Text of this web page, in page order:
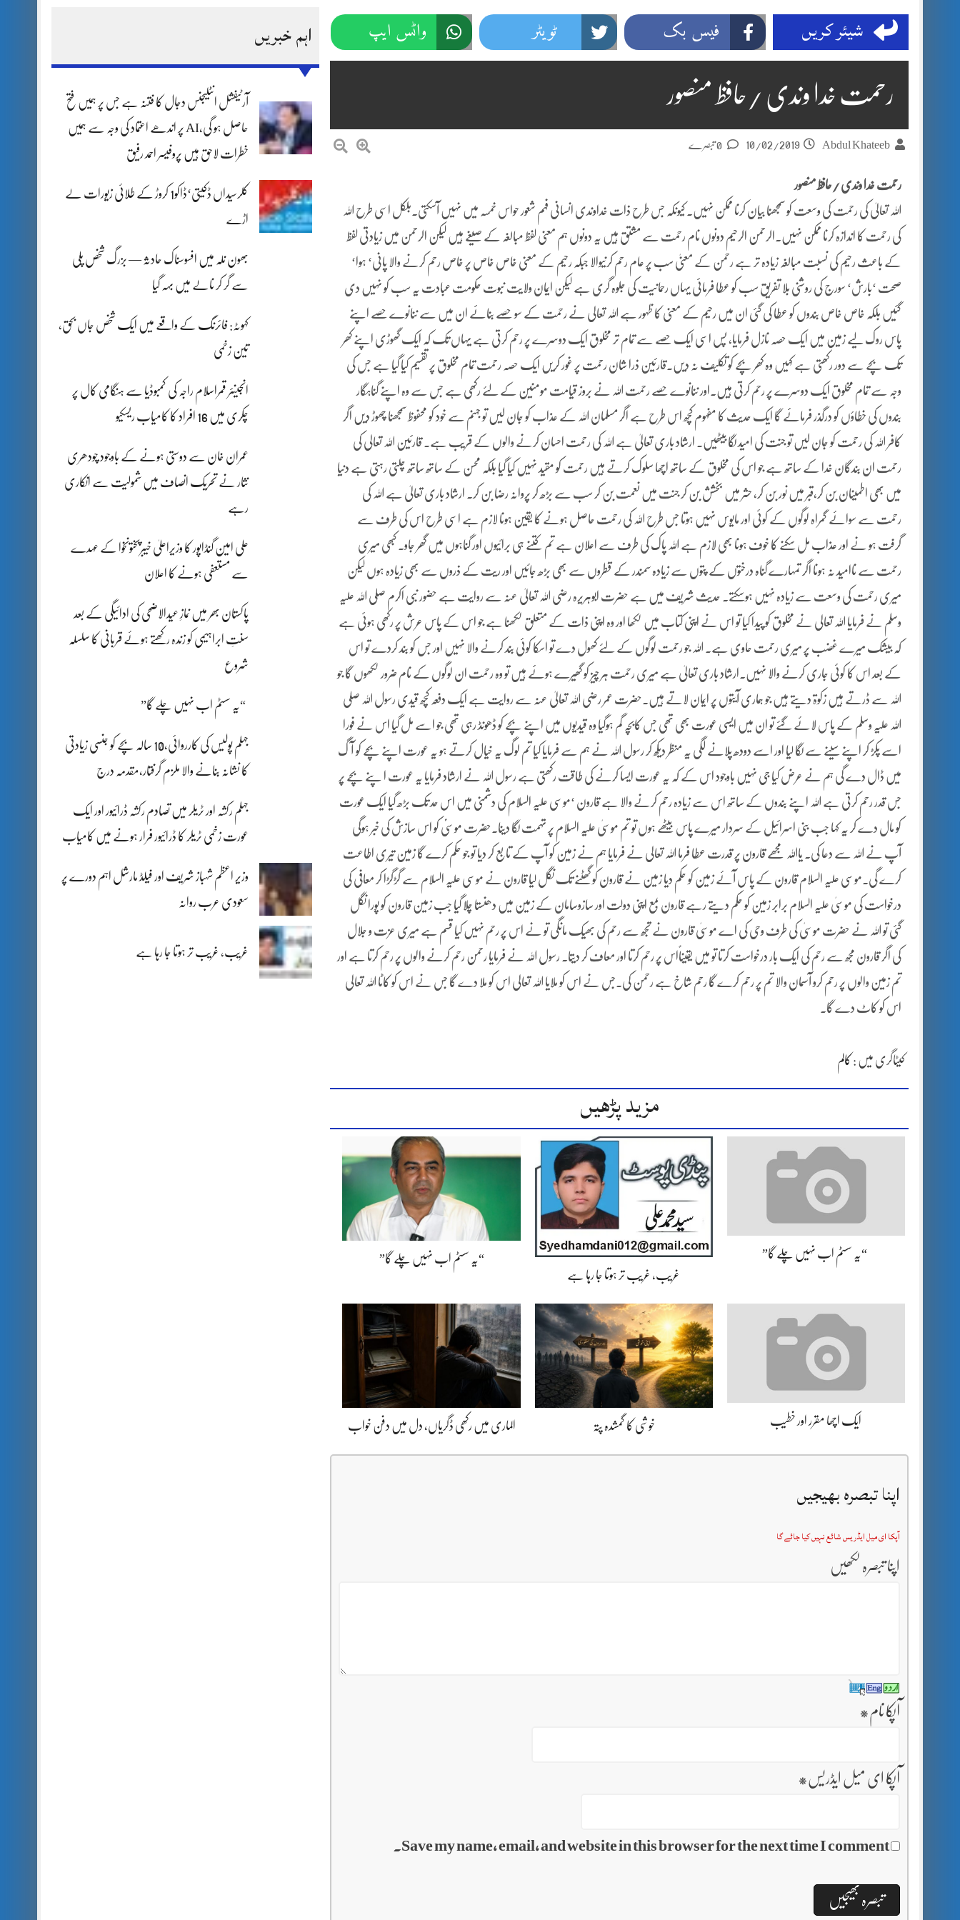
اہم خبریں
آرٹیفشل انٹلیجنس دجال کا فتنہ ہے جس پر ہمیں فتح
حاصل ہو گی،AI پر اندھے اعتماد کی وجہ سے ہمیں
خطرات لاحق ہیں پروفیسر احمد رفیق
کلرسیداں ڈکیتی‘ڈاکو1 کروڑ کے طلائی زیورات لے
اڑے
بھون نلہ میں افسوسناک حادثہ — بزرگ شخص پلی
سے گر کر نالے میں بہہ گیا
کہوٹہ: فائرنگ کے واقعے میں ایک شخص جاں بحق،
تین زخمی
انجینئر قمراسلام راجہ کی کمبوڈیا سے ہنگامی کال پر
چکری میں 16 افراد کا کامیاب ریسکیو
عمران خان سے دوستی ہونے کے باوجود چودھری
نثار نے تحریک انصاف میں شمولیت سے انکاری
رہے
علی امین گنڈاپور کا وزیراعلیٰ خیبرپختونخوا کے عہدے
سے مستعفی ہونے کا اعلان
پاکستان بھر میں نمازِ عیدالاضحی کی ادائیگی کے بعد
سنتِ ابراہیمی کو زندہ رکھتے ہوئے قربانی کا سلسلہ
شروع
“یہ سسٹم اب نہیں چلے گا”
جہلم پولیس کی کارروائی،10 سالہ بچے کو جنسی زیادتی
کا نشانہ بنانے والا ملزم گرفتار،مقدمہ درج
جہلم رکشہ اور ٹریلر میں تصادم رکشہ ڈرائیور اور ایک
عورت زخمی ٹریلر کا ڈرائیور فرار ہونے میں کامیاب
وزیر اعظم شہباز شریف اور فیلڈ مارشل اہم دورے پر
سعودی عرب روانہ
غریب، غریب تر ہوتا جا رہا ہے
شیئر کریں فیس بک ٹویٹر واٹس ایپ
رحمت خدا وندی /حافظ منصور
Abdul Khateeb
10/02/2019
رحمت خدا وندی /حافظ منصور
اللہ تعالیٰ کی رحمت کی وسعت کو سمجھنا بیان کرنا ممکن نہیں۔ کیونکہ جس طرح ذات خداوندی انسانی فہم شعور حواس خمسہ میں نہیں آسکتی۔بلکل اسی طرح اللہ
کی رحمت کا اندازہ کرنا ممکن نہیں۔الرحمن الرحیم دونوں نام رحمت سے مشتق ہیں یہ دونوں ہم معنی لفظ مبالغہ کے صیغے ہیں لیکن الرحمن میں زیادتی لفظ
کے باعث رحیم کی نسبت مبالغہ زیادہ تر ہے رحمن کے معنیٰ سب پر عام رحم کرنیوالا جبکہ رحیم کے معنی خاص خاص پر خاص رحم کرنے والا پانی‘ ہوا‘
صحت ‘بارش‘ سورج کی روشنی بلا تفریق سب کو عطا فرمائی یہاں رحمانیت کی جلوہ گری ہے لیکن ایمان ولایت نبوت حکومت عبادت یہ سب کو نہیں دی
گئیں بلکہ خاص خاص بندوں کو عطا کی گئی ان میں رحیم کے معنی کا ظہور ہے اللہ تعالی نے رحمت کے سو حصے بنائے ان میں سے ننانوے حصے اپنے
پاس روک لیے زمین میں ایک حصہ نازل فرمایا، پس اسی ایک حصے سے تمام تر مخلوق ایک دوسرے پر رحم کرتی ہے یہاں تک کہ ایک گھوڑی اپنے کھر
تک بچے سے دور رکھتی ہے کہیں وہ کھر بچے کو تکلیف نہ دیں۔قارئین ذرا شان رحمت پر غور کریں ایک حصہ رحمت تمام مخلوق پر تقسیم کیا گیا ہے جس کی
وجہ سے تمام مخلوق ایک دوسرے پر رحم کرتی ہیں۔اور ننانوے حصے رحمت اللہ نے بروز قیامت مومنین کے لئے رکھی ہے جس سے وہ اپنے گناہگار
بندوں کی خطاؤں کو درگذر فرمائے گا ایک حدیث کا مفہوم کچھ اس طرح ہے اگر مسلمان اللہ کے عذاب کو جان لیں تو جہنم سے خود کو محفوظ سمجھنا چھوڑ دیں اگر
کافر اللہ کی رحمت کو جان لیں تو جنت کی امید لگا بیٹھیں۔ ارشاد باری تعالیٰ ہے اللہ کی رحمت احسان کرنے والوں کے قریب ہے۔ قارئین اللہ تعالی کی
رحمت ان بندگان خدا کے ساتھ ہے جو اس کی مخلوق کے ساتھ اچھا سلوک کرتے ہیں رحمت کو مقید نہیں کیا گیا بلکہ محسن کے ساتھ ساتھ چلتی رہتی ہے دنیا
میں بھی اطمینان بن کر،قبر میں نور بن کر، حشر میں بخشش بن کر جنت میں نعمت بن کر سب سے بڑھ کر پروانہ رضا بن کر۔ ارشاد باری تعالیٰ ہے اللہ کی
رحمت سے سوائے گمراہ لوگوں کے کوئی اور مایوس نہیں ہوتا جس طرح اللہ کی رحمت حاصل ہونے کا یقین ہونا لازم ہے اسی طرح اس کی طرف سے
گرفت ہو نے اور عذاب مل سکنے کا خوف ہونا بھی لازم ہے اللہ پاک کی طرف سے اعلان ہے تم کتنے ہی برائیوں اور گناہوں میں گھر جاو۔ کبھی میری
رحمت سے ناامید نہ ہونا اگر تمہارے گناہ درختوں کے پتوں سے زیادہ سمندر کے قطروں سے بھی بڑھ جائیں اور ریت کے ذروں سے بھی زیادہ ہوں لیکن
میری رحمت کی وسعت سے زیادہ نہیں ہوسکتے۔ حدیث شریف میں ہے حضرت ابوہریرہ رضی اللہ تعالیٰ عنہ سے روایت ہے حضور نبی اکرم صلی اللہ علیہ
وسلم نے فرمایا اللہ تعالی نے مخلوق کو پیدا کیا تو اس نے اپنی کتاب میں لکھا اور وہ اپنی ذات کے متعلق لکھنا ہے جو اس کے پاس عرش پر رکھی ہوئی ہے
کہ بیشک میرے غضب پر میری رحمت حاوی ہے۔ اللہ جو رحمت لوگوں کے لئے کھول دے تو اسکا کوئی بند کرنے والا نہیں اور جس کو بند کردے تو اس
کے بعد اس کا کوئی جاری کرنے والا نہیں۔ارشاد باری تعالیٰ ہے میری رحمت ہر چیز کو گھیرے ہوئے ہیں تو وہ رحمت ان لوگوں کے نام ضرور لکھوں گا جو
اللہ سے ڈرتے ہیں زکوۃ دیتے ہیں جو ہماری آیتوں پر ایمان لاتے ہیں۔حضرت عمر رضی اللہ تعالیٰ عنہ سے روایت ہے ایک دفعہ کچھ قیدی رسول اللہ صلی
اللہ علیہ وسلم کے پاس لائے گئے تو ان میں ایسی عورت بھی تھی جس کابچہ گم ہوگیا وہ قیدیوں میں اپنے بچے کو ڈھونڈ رہی تھی جو اسے مل گیا اس نے فورا
اسے پکڑ کر اپنے سینے سے لگا لیا اور اسے دودھ پلانے لگی یہ منظر دیکھ کر رسول اللہ نے ہم سے فرمایا کیا تم لوگ یہ خیال کرتے ہو یہ عورت اپنے بچے کو آگ
میں ڈال دے گی ہم نے عرض کیا جی نہیں باوجود اس کے کہ یہ عورت ایسا کرنے کی طاقت رکھتی ہے رسول اللہ نے ارشاد فرمایا یہ عورت ا پنے بچے پر
جس قدر رحم کرتی ہے اللہ اپنے بندوں کے ساتھ اس سے زیادہ رحم کرنے والا ہے قارون ‘موسی علیہ السلام کی دشمنی میں اس حد تک بڑھ گیا ایک عورت
کو مال دے کر یہ کہا جب بنی اسرائیل کے سردار میرے پاس بیٹھے ہوں تو تم موسیٰ علیہ السلام پر تہمت لگا دینا۔حضرت موسیؑ کو اس سازش کی خبر ہوگی
آپ نے اللہ سے دعا کی۔ یااللہ مجھے قارون پر قدرت عطا فرما اللہ تعالی نے فرمایا ہم نے زمین کو آپ کے تابع کر دیا تو جو حکم کرے گا زمین تیری اطاعت
کرے گی۔موسی علیہ السلام قارون کے پاس آئے زمین کو حکم دیا زمین نے قارون کو گھٹنے تک نگل لیا قارون نے موسی علیہ السلام سے گڑگڑا کر معافی کی
درخواست کی موسیٰ علیہ السلام برابر زمین کو حکم دیتے رہے قارون بمع اپنی دولت اور سازوسامان کے زمین میں دھنستا چلا گیا جب زمین قارون کو پورا نگل
گئی تو اللہ نے حضرت موسیٰ کی طرف وحی کی اے موسیٰ قارون نے تجھ سے رحم کی بھیک مانگی تو نے اس پر رحم نہیں کیا قسم ہے میری عزت و جلال
کی اگر قارون مجھ سے رحم کی ایک بار درخواست کرتا تو میں یقیناًاس پر رحم کرتا اور معاف کر دیتا۔ رسول اللہ نے فرمایا رحمن رحم کرنے والوں پر رحم کرتا ہے اور
تم زمین والوں پر رحم کرو آسمان والا تم پر رحم کرے گا رحم شاخ ہے رحمن کی۔جس نے اس کو ملایا اللہ تعالی اس کو ملا دے گا جس نے اس کو کاٹا اللہ تعالی
اس کو کاٹ دے گا۔
کیٹاگری میں : کالم
مزید پڑھیں
“یہ سسٹم اب نہیں چلے گا”
غریب، غریب تر ہوتا جا رہا ہے
“یہ سسٹم اب نہیں چلے گا”
ایک اچھا مقرر اور خطیب خوشی کا گمشدہ پتہ الماری میں رکھی ڈگریاں، دل میں دفن خواب
اپنا تبصرہ بھیجیں
آپکا ای میل ایڈریس شائع نہیں کیا جائے گا
اپنا تبصرہ لکھیں
آپکا نام *
آپکا ای میل ایڈریس *
Save my name, email, and website in this browser for the next time I comment.